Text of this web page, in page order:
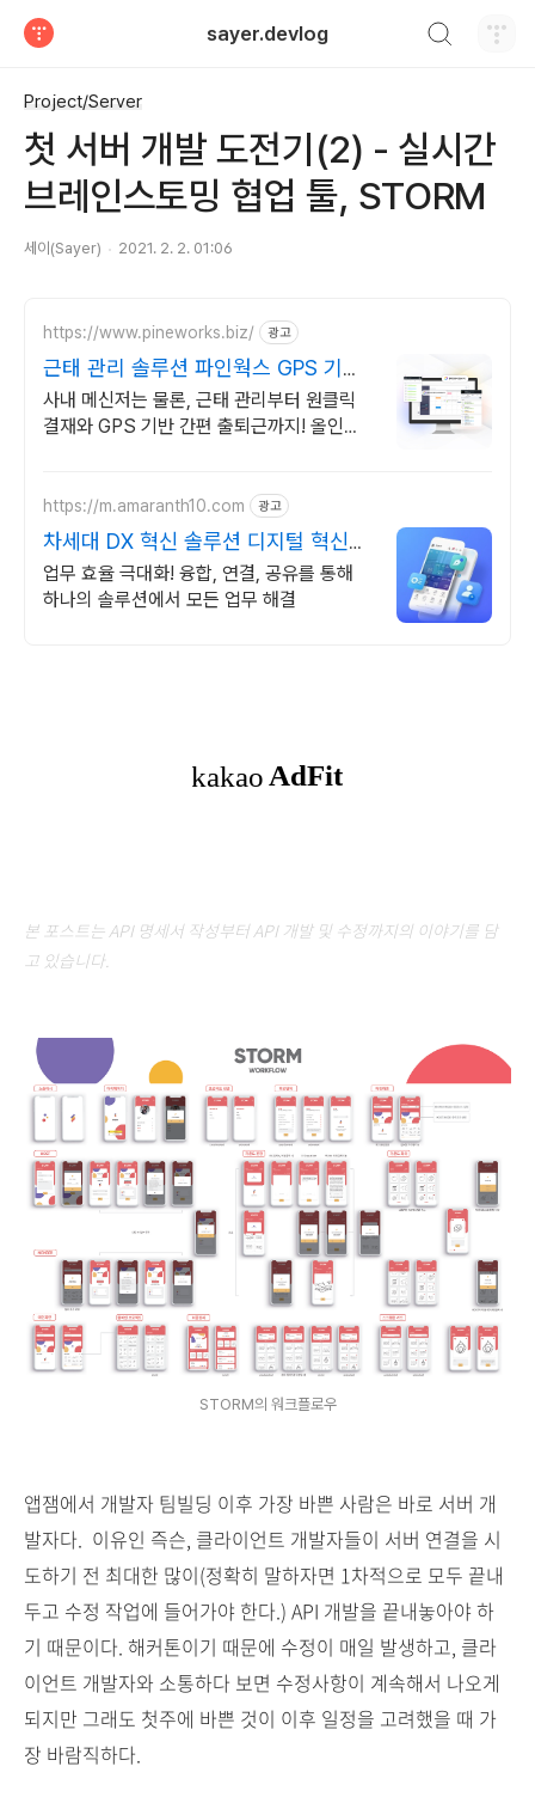
sayer.devlog
Project/Server
첫 서버 개발 도전기(2) - 실시간
브레인스토밍 협업 툴, STORM
세이(Sayer) 2021. 2. 2. 01:06
https://www.pineworks.biz/ 광고
근태 관리 솔루션 파인웍스 GPS 기반
출퇴근 기록
사내 메신저는 물론, 근태 관리부터 원클릭
결재와 GPS 기반 간편 출퇴근까지! 올인원
https://m.amaranth10.com 광고
차세대 DX 혁신 솔루션 디지털 혁신의
완성
업무 효율 극대화! 융합, 연결, 공유를 통해
하나의 솔루션에서 모든 업무 해결
본 포스트는 API 명세서 작성부터 API 개발 및 수정까지의 이야기를 담
고 있습니다.
STORM의 워크플로우
앱잼에서 개발자 팀빌딩 이후 가장 바쁜 사람은 바로 서버 개
발자다. 이유인 즉슨, 클라이언트 개발자들이 서버 연결을 시
도하기 전 최대한 많이(정확히 말하자면 1차적으로 모두 끝내
두고 수정 작업에 들어가야 한다.) API 개발을 끝내놓아야 하
기 때문이다. 해커톤이기 때문에 수정이 매일 발생하고, 클라
이언트 개발자와 소통하다 보면 수정사항이 계속해서 나오게
되지만 그래도 첫주에 바쁜 것이 이후 일정을 고려했을 때 가
장 바람직하다.